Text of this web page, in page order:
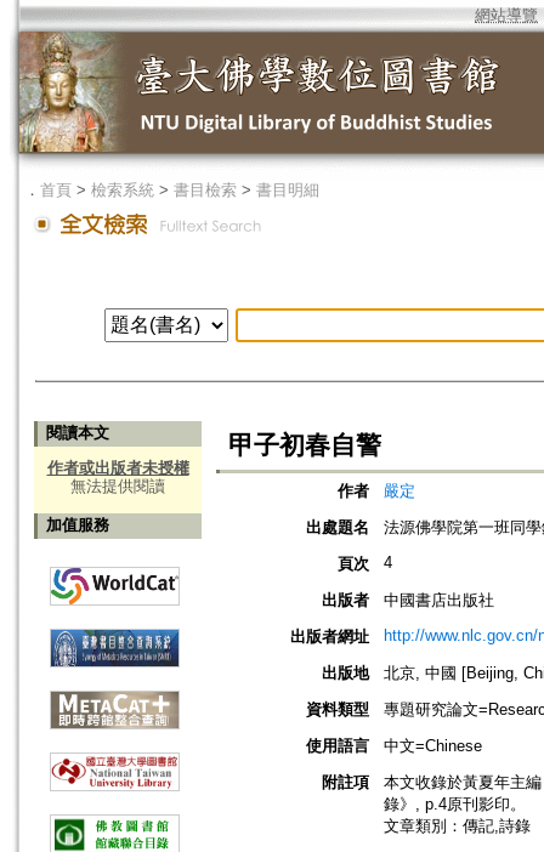
網站導覽
． 首頁 > 檢索系統 > 書目檢索 > 書目明細
閱讀本文
作者或出版者未授權
無法提供閱讀
加值服務
甲子初春自警
作者
嚴定
出處題名
法源佛學院第一班同
頁次
4
出版者
中國書店出版社
出版者網址
http://www.nlc.gov.cn/
出版地
北京, 中國 [Beijing,
資料類型
專題研究論文
使用語言
中文=Chinese
附註項
本文收錄於黃夏年主
錄》, p.4原刊影印。
文章類別：傳記,詩錄